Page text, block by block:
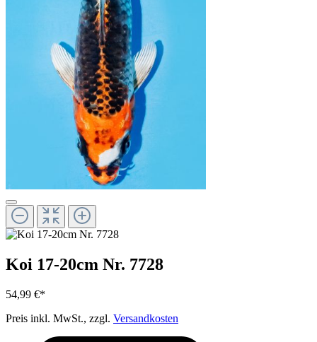
Koi 17-20cm Nr. 7728
54,99 €*
Preis inkl. MwSt., zzgl. Versandkosten